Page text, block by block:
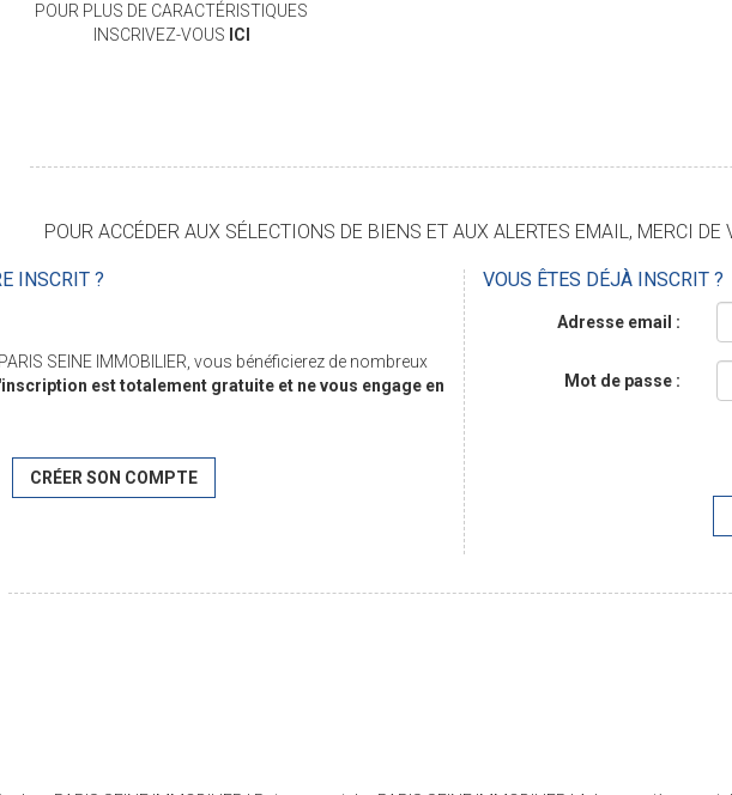
POUR PLUS DE CARACTÉRISTIQUES
INSCRIVEZ-VOUS ICI
POUR ACCÉDER AUX SÉLECTIONS DE BIENS ET AUX ALERTES EMAIL, MERCI DE
INSCRIT ?
SEINE IMMOBILIER, vous bénéficierez de nombreux
est totalement gratuite et ne vous engage en
CRÉER SON COMPTE
VOUS ÊTES DÉJÀ INSCRIT ?
Adresse email :
Mot de passe :